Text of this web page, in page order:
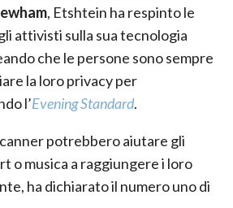
, Etshtein ha respinto le
attivisti sulla sua tecnologia
che le persone sono sempre
la loro privacy per
l’Evening Standard.
potrebbero aiutare gli
o musica a raggiungere i loro
ha dichiarato il numero uno di